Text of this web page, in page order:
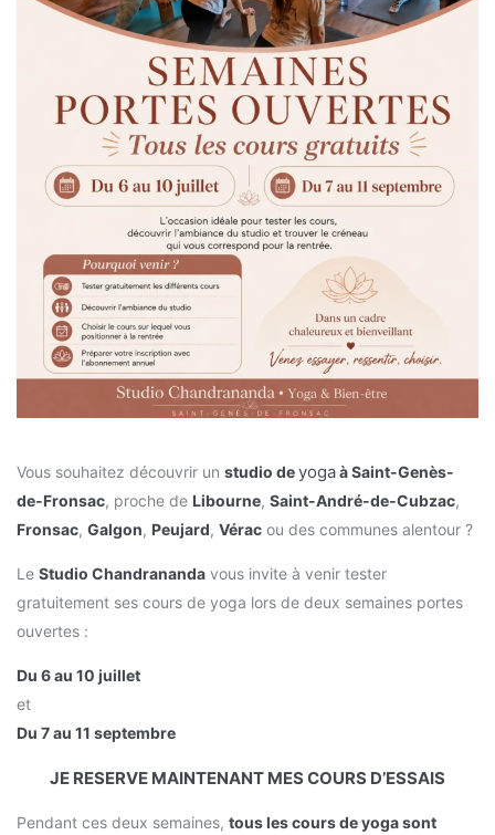
Vous souhaitez découvrir un studio deyogaà Saint-Genès-
de-Fronsac, proche de Libourne, Saint-André-de-Cubzac,
Fronsac, Galgon, Peujard, Vérac ou des communes alentour ?
Le Studio Chandrananda vous invite à venir tester
gratuitement ses cours de yoga lors de deux semaines portes
ouvertes :
Du 6 au 10 juillet
et
Du 7 au 11 septembre
JE RESERVE MAINTENANT MES COURS D’ESSAIS
Pendant ces deux semaines, tous les cours de yoga sont